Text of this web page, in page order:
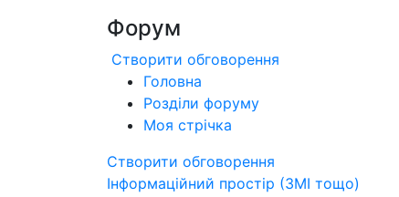
Форум
Створити обговорення
Головна
Розділи форуму
Моя стрічка
Створити обговорення
Інформаційний простір (ЗМІ тощо)